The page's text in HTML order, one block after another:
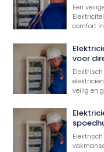
Een
comfort
voor
veilig en